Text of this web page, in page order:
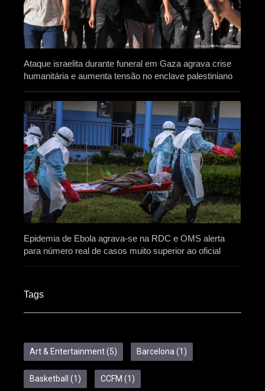
Ataque israelita durante funeral em Gaza agrava crise
humanitária e aumenta tensão no enclave palestiniano
Epidemia de Ebola agrava-se na RDC e OMS alerta
para número real de casos muito superior ao oficial
Tags
Art & Entertainment(5) Barcelona (1)
Basketball (1) CCFM (1)